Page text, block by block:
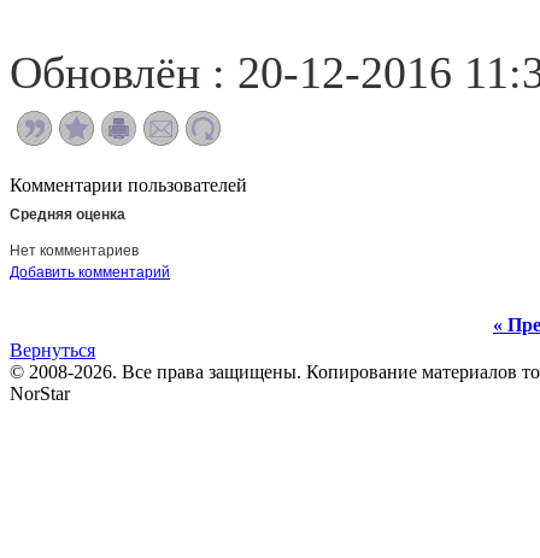
Обновлён : 20-12-2016
Комментарии пользователей
Средняя оценка
Нет комментариев
Добавить комментарий
«
Вернуться
© 2008-2026. Все права защищены. Копирование материалов
NorStar